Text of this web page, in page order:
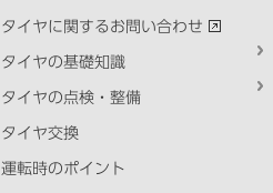
タイヤに関するお問い合わせ
タイヤの基礎知識
タイヤの点検・整備
タイヤ交換
運転時のポイント